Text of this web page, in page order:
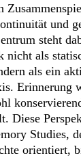
und
steht
nicht als
als ein
Erinnerung
Diese
Studies,
orientiert,